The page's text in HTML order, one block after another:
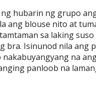
hubarin ng grupo
ang blouse nito at
sa laking suso
bra. Isinunod nila ang
nakabuyangyang na
panloob na